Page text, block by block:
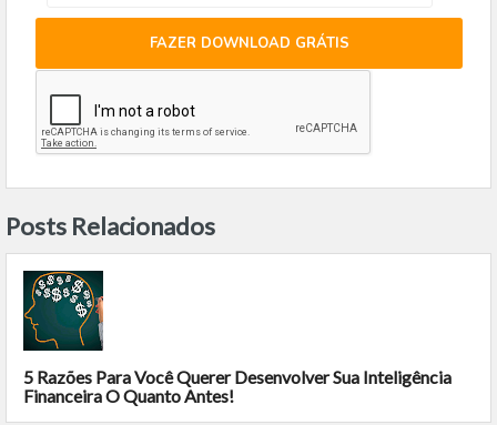
FAZER DOWNLOAD GRÁTIS
Posts Relacionados
5 Razões Para Você Querer Desenvolver Sua Inteligência
Financeira O Quanto Antes!